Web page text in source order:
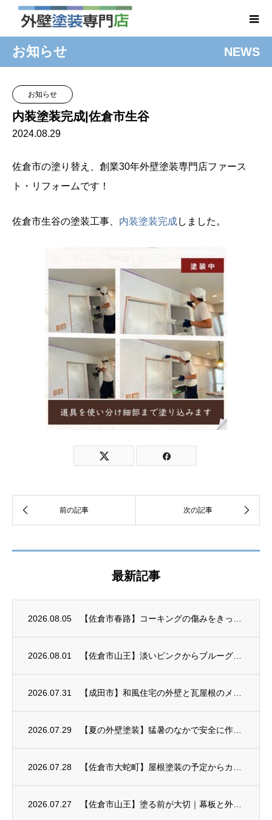
お知らせ NEWS
お知らせ
内装塗装完成|佐倉市生谷
2024.08.29
佐倉市の塗り替え、創業30年外壁塗装専門店ファース
ト・リフォームです！
佐倉市生谷の塗装工事、 内装塗装完成しました。
最新記事
2026.08.05
2026.08.01
2026.07.31
2026.07.29
2026.07.28
2026.07.27